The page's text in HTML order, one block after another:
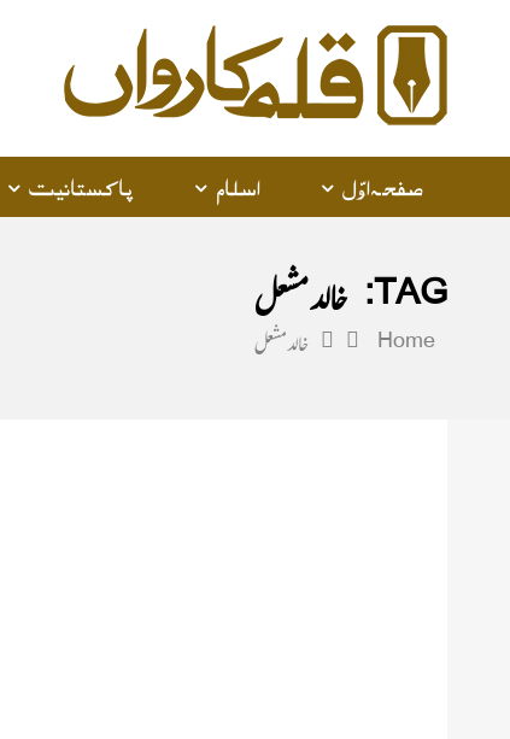
صفحہ اوّل اسلام پاکستانیت
TAG: خالد مشعل
Home خالد مشعل